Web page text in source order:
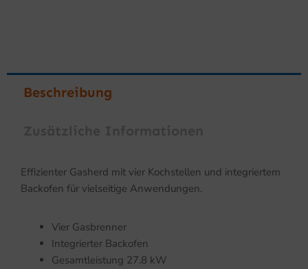
Beschreibung
Effizienter Gasherd mit vier Kochstellen und integriertem
Backofen für vielseitige Anwendungen.
Vier Gasbrenner
Integrierter Backofen
Gesamtleistung 27.8 kW